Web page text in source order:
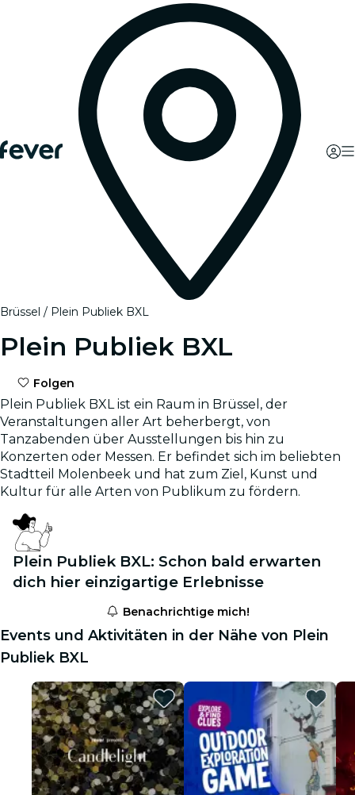
Brüssel Plein Publiek BXL
Plein Publiek BXL
Folgen
Plein Publiek BXL ist ein Raum in Brüssel, der
Veranstaltungen aller Art beherbergt, von
Tanzabenden über Ausstellungen bis hin zu
Konzerten oder Messen. Er befindet sich im beliebten
Stadtteil Molenbeek und hat zum Ziel, Kunst und
Kultur für alle Arten von Publikum zu fördern.
Plein Publiek BXL: Schon bald erwarten
dich hier einzigartige Erlebnisse
Benachrichtige mich!
Events und Aktivitäten in der Nähe von Plein
Publiek BXL